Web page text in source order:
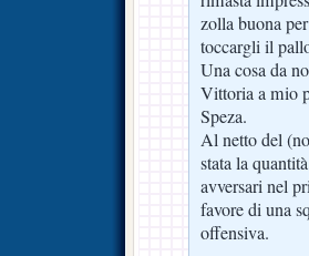
zolla buona
toccargli il
Una cosa da
Vittoria a mio
Speza.
Al netto del
stata la
avversari nel
favore di una
offensiva.